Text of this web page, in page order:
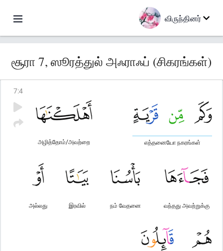
விருந்தினர்
சூரா 7, ஸூரத்துல் அஃராஃப் (சிகரங்கள்)
7:4
எத்தனையோ நகரங்கள்
அழித்தோம்/அவற்றை
வந்தது அவற்றுக்கு
நம் வேதனை
இரவில்
அல்லது